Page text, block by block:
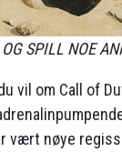
SPILL NOE
vil om Call of
vært nøye